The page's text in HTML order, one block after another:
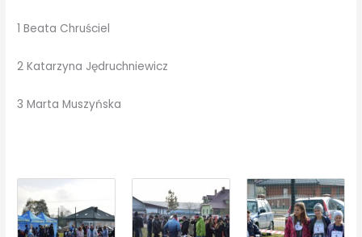
1 Beata Chruściel
2 Katarzyna Jędruchniewicz
3 Marta Muszyńska